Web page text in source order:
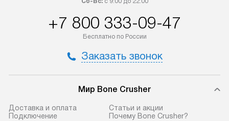
+7 800 333-09-47
Бесплатно по России
Заказать звонок
Мир Bone Crusher
Доставка и оплата
Подключение
Статьи и акции
Почему Bone Crusher?